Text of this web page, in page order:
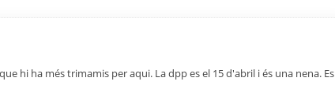
hi ha més trimamis per aqui. La dpp es el 15 d'abril i és una nena. Es